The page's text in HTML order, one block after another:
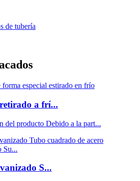
de tubería
a frí...
del producto Debido a la part...
S...